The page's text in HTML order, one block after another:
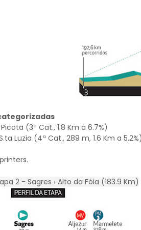
(3ª Cat., 1.8 Km a 6.7%)
Luzia (4ª Cat., 289 m, 1.6 Km a
2 - Sagres › Alto da Fóia (183.9 Km)